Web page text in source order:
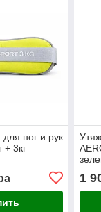
ног и рук
+ 3кг
1